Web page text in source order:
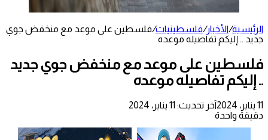
الرئيسية/الأخبار/فلسطينيات/فلسطين على موعد مع منخفض جوي
جديد .. إليكم تفاصيله موعده
فلسطين على موعد مع منخفض جوي جديد
.. إليكم تفاصيله موعده
11 يناير، 2024
آخر تحديث: 11 يناير، 2024
دقيقة واحدة